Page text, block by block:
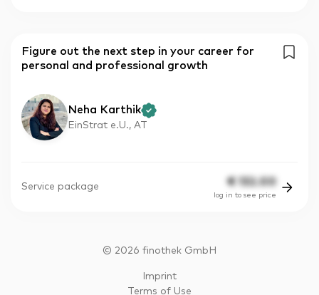
Figure out the next step in your career for
personal and professional growth
Neha Karthik
EinStrat e.U., AT
Service package € 132.00
log in to see price
© 2026 finothek GmbH
Imprint
Terms of Use